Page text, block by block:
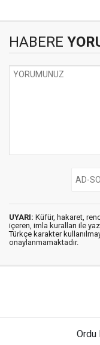
HABERE
UYARI: Küfür, hakaret,
içeren, imla kuralları ile
Türkçe karakter
onaylanmamaktadır.
Ordu